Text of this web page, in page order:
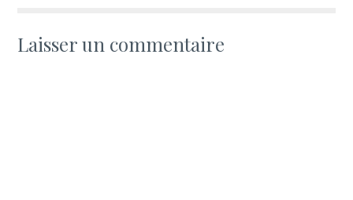
Laisser un commentaire